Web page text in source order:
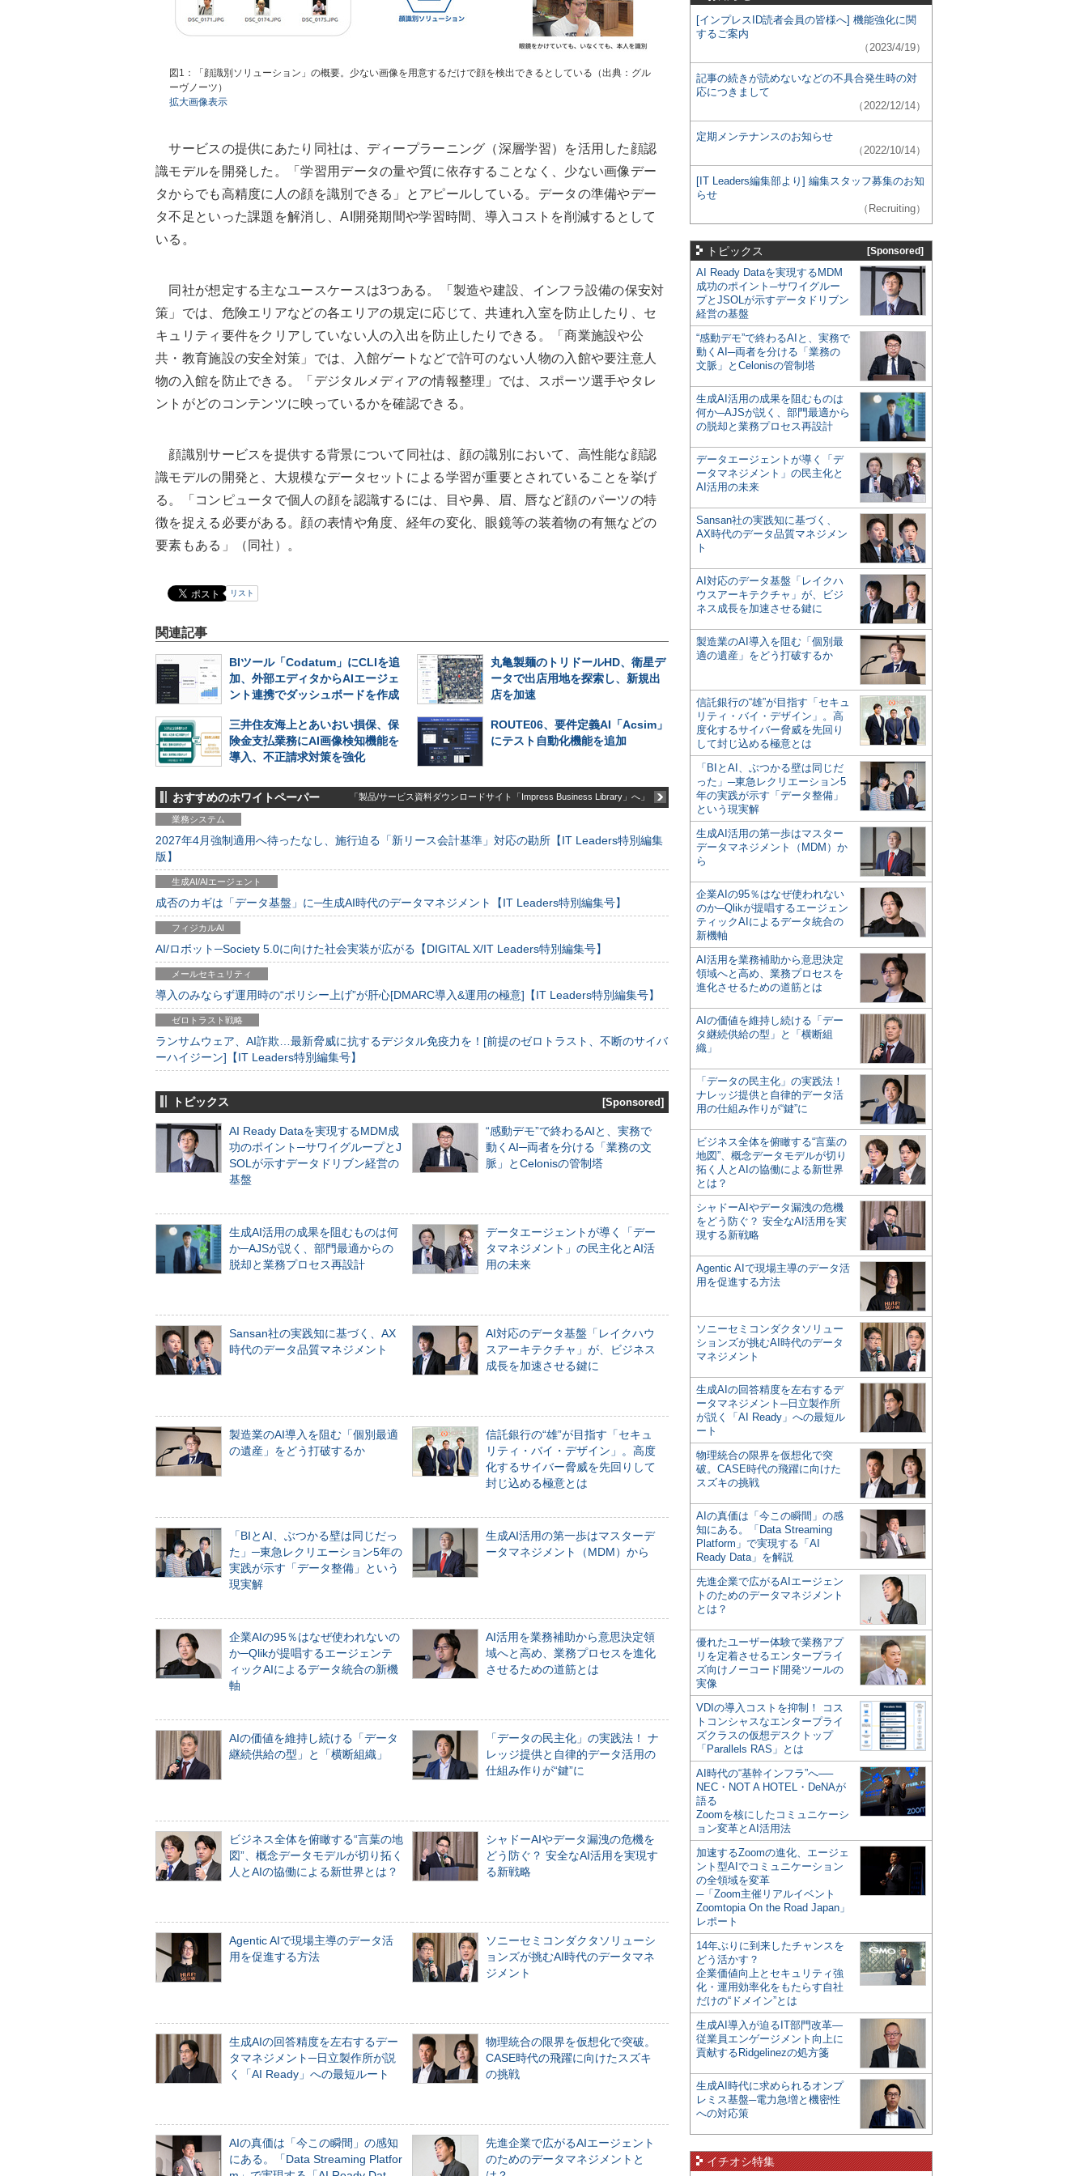
図1：「顔識別ソリューション」の概要。少ない画像を用意するだけで顔を検出できるとしている（出典：グル
ーヴノーツ）
拡大画像表示
サービスの提供にあたり同社は、ディープラーニング（深層学習）を活用した顔認
識モデルを開発した。「学習用データの量や質に依存することなく、少ない画像デー
タからでも高精度に人の顔を識別できる」とアピールしている。データの準備やデー
タ不足といった課題を解消し、AI開発期間や学習時間、導入コストを削減するとして
いる。
同社が想定する主なユースケースは3つある。「製造や建設、インフラ設備の保安対
策」では、危険エリアなどの各エリアの規定に応じて、共連れ入室を防止したり、セ
キュリティ要件をクリアしていない人の入出を防止したりできる。「商業施設や公
共・教育施設の安全対策」では、入館ゲートなどで許可のない人物の入館や要注意人
物の入館を防止できる。「デジタルメディアの情報整理」では、スポーツ選手やタレ
ントがどのコンテンツに映っているかを確認できる。
顔識別サービスを提供する背景について同社は、顔の識別において、高性能な顔認
識モデルの開発と、大規模なデータセットによる学習が重要とされていることを挙げ
る。「コンピュータで個人の顔を認識するには、目や鼻、眉、唇など顔のパーツの特
徴を捉える必要がある。顔の表情や角度、経年の変化、眼鏡等の装着物の有無などの
要素もある」（同社）。
リスト
関連記事
BIツール「Codatum」にCLIを追
加、外部エディタからAIエージェ
ント連携でダッシュボードを作成
丸亀製麺のトリドールHD、衛星デ
ータで出店用地を探索し、新規出
店を加速
三井住友海上とあいおい損保、保
険金支払業務にAI画像検知機能を
導入、不正請求対策を強化
ROUTE06、要件定義AI「Acsim」
にテスト自動化機能を追加
おすすめのホワイトペーパー 「製品/サービス資料ダウンロードサイト「Impress Business Library」へ」
業務システム
2027年4月強制適用へ待ったなし、施行迫る「新リース会計基準」対応の勘所【IT Leaders特別編集
版】
生成AI/AIエージェント
成否のカギは「データ基盤」に─生成AI時代のデータマネジメント【IT Leaders特別編集号】
フィジカルAI
AI/ロボット─Society 5.0に向けた社会実装が広がる【DIGITAL X/IT Leaders特別編集号】
メールセキュリティ
導入のみならず運用時の“ポリシー上げ”が肝心[DMARC導入&運用の極意]【IT Leaders特別編集号】
ゼロトラスト戦略
ランサムウェア、AI詐欺…最新脅威に抗するデジタル免疫力を！[前提のゼロトラスト、不断のサイバ
ーハイジーン]【IT Leaders特別編集号】
トピックス [Sponsored]
AI Ready Dataを実現するMDM成
功のポイント─サワイグループとJ
SOLが示すデータドリブン経営の
基盤
“感動デモ”で終わるAIと、実務で
動くAI─両者を分ける「業務の文
脈」とCelonisの管制塔
生成AI活用の成果を阻むものは何
か─AJSが説く、部門最適からの
脱却と業務プロセス再設計
データエージェントが導く「デー
タマネジメント」の民主化とAI活
用の未来
Sansan社の実践知に基づく、AX
時代のデータ品質マネジメント
AI対応のデータ基盤「レイクハウ
スアーキテクチャ」が、ビジネス
成長を加速させる鍵に
製造業のAI導入を阻む「個別最適
の遺産」をどう打破するか
信託銀行の“雄”が目指す「セキュ
リティ・バイ・デザイン」。高度
化するサイバー脅威を先回りして
封じ込める極意とは
「BIとAI、ぶつかる壁は同じだっ
た」─東急レクリエーション5年の
実践が示す「データ整備」という
現実解
生成AI活用の第一歩はマスターデ
ータマネジメント（MDM）から
企業AIの95％はなぜ使われないの
か─Qlikが提唱するエージェンテ
ィックAIによるデータ統合の新機
軸
AI活用を業務補助から意思決定領
域へと高め、業務プロセスを進化
させるための道筋とは
AIの価値を維持し続ける「データ
継続供給の型」と「横断組織」
「データの民主化」の実践法！ ナ
レッジ提供と自律的データ活用の
仕組み作りが“鍵”に
ビジネス全体を俯瞰する“言葉の地
図”、概念データモデルが切り拓く
人とAIの協働による新世界とは？
シャドーAIやデータ漏洩の危機を
どう防ぐ？ 安全なAI活用を実現す
る新戦略
Agentic AIで現場主導のデータ活
用を促進する方法
ソニーセミコンダクタソリューシ
ョンズが挑むAI時代のデータマネ
ジメント
生成AIの回答精度を左右するデー
タマネジメント─日立製作所が説
く「AI Ready」への最短ルート
物理統合の限界を仮想化で突破。
CASE時代の飛躍に向けたスズキ
の挑戦
AIの真価は「今この瞬間」の感知
にある。「Data Streaming Platfor
先進企業で広がるAIエージェント
のためのデータマネジメントと
[インプレスID読者会員の皆様へ] 機能強化に関
するご案内
（2023/4/19）
記事の続きが読めないなどの不具合発生時の対
応につきまして
（2022/12/14）
定期メンテナンスのお知らせ
（2022/10/14）
[IT Leaders編集部より] 編集スタッフ募集のお知
らせ
（Recruiting）
トピックス [Sponsored]
AI Ready Dataを実現するMDM
成功のポイント─サワイグルー
プとJSOLが示すデータドリブン
経営の基盤
“感動デモ”で終わるAIと、実務で
動くAI─両者を分ける「業務の
文脈」とCelonisの管制塔
生成AI活用の成果を阻むものは
何か─AJSが説く、部門最適から
の脱却と業務プロセス再設計
データエージェントが導く「デ
ータマネジメント」の民主化と
AI活用の未来
Sansan社の実践知に基づく、
AX時代のデータ品質マネジメン
ト
AI対応のデータ基盤「レイクハ
ウスアーキテクチャ」が、ビジ
ネス成長を加速させる鍵に
製造業のAI導入を阻む「個別最
適の遺産」をどう打破するか
信託銀行の“雄”が目指す「セキュ
リティ・バイ・デザイン」。高
度化するサイバー脅威を先回り
して封じ込める極意とは
「BIとAI、ぶつかる壁は同じだ
った」─東急レクリエーション5
年の実践が示す「データ整備」
という現実解
生成AI活用の第一歩はマスター
データマネジメント（MDM）か
ら
企業AIの95％はなぜ使われない
のか─Qlikが提唱するエージェン
ティックAIによるデータ統合の
新機軸
AI活用を業務補助から意思決定
領域へと高め、業務プロセスを
進化させるための道筋とは
AIの価値を維持し続ける「デー
タ継続供給の型」と「横断組
織」
「データの民主化」の実践法！
ナレッジ提供と自律的データ活
用の仕組み作りが“鍵”に
ビジネス全体を俯瞰する“言葉の
地図”、概念データモデルが切り
拓く人とAIの協働による新世界
とは？
シャドーAIやデータ漏洩の危機
をどう防ぐ？ 安全なAI活用を実
現する新戦略
Agentic AIで現場主導のデータ活
用を促進する方法
ソニーセミコンダクタソリュー
ションズが挑むAI時代のデータ
マネジメント
生成AIの回答精度を左右するデ
ータマネジメント─日立製作所
が説く「AI Ready」への最短ル
ート
物理統合の限界を仮想化で突
破。CASE時代の飛躍に向けた
スズキの挑戦
AIの真価は「今この瞬間」の感
知にある。「Data Streaming
Platform」で実現する「AI
Ready Data」を解説
先進企業で広がるAIエージェン
トのためのデータマネジメント
とは？
優れたユーザー体験で業務アプ
リを定着させるエンタープライ
ズ向けノーコード開発ツールの
実像
VDIの導入コストを抑制！ コス
トコンシャスなエンタープライ
ズクラスの仮想デスクトップ
「Parallels RAS」とは
AI時代の“基幹インフラ”へ──
NEC・NOT A HOTEL・DeNAが
語る
Zoomを核にしたコミュニケーシ
ョン変革とAI活用法
加速するZoomの進化、エージェ
ント型AIでコミュニケーション
の全領域を変革
─「Zoom主催リアルイベント
Zoomtopia On the Road Japan」
レポート
14年ぶりに到来したチャンスを
どう活かす？
企業価値向上とセキュリティ強
化・運用効率化をもたらす自社
だけの“ドメイン”とは
生成AI導入が迫るIT部門改革―
従業員エンゲージメント向上に
貢献するRidgelinezの処方箋
生成AI時代に求められるオンプ
レミス基盤─電力急増と機密性
への対応策
イチオシ特集